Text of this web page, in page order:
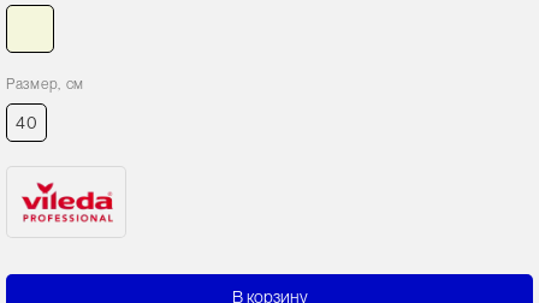
Размер, см
40
В корзину